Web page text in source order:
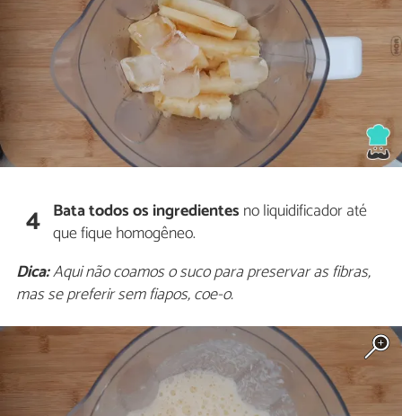
4 Bata todos os ingredientes no liquidificador até
que fique homogêneo.
Dica:Aqui não coamos o suco para preservar as fibras,
mas se preferir sem fiapos, coe-o.